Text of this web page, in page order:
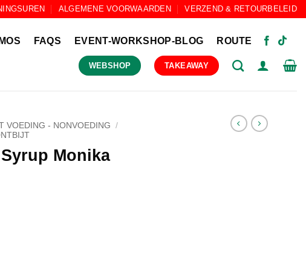
ALGEMENE VOORWAARDEN VERZEND & RETOURBELEID
FAQS EVENT-WORKSHOP-BLOG ROUTE
WEBSHOP TAKEAWAY
VOEDING - NONVOEDING
/
Monika